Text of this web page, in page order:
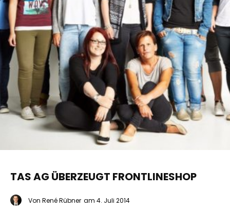
TAS AG ÜBERZEUGT FRONTLINESHOP
Von René Rübner am 4. Juli 2014